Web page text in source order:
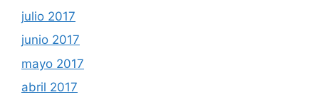
julio 2017
junio 2017
mayo 2017
abril 2017